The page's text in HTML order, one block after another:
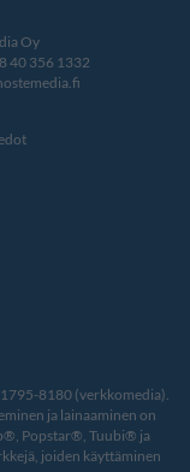
Oy
40 356 1332
8180 (verkkomedia).
ja lainaaminen on
Popstar®, Tuubi® ja
joiden käyttäminen